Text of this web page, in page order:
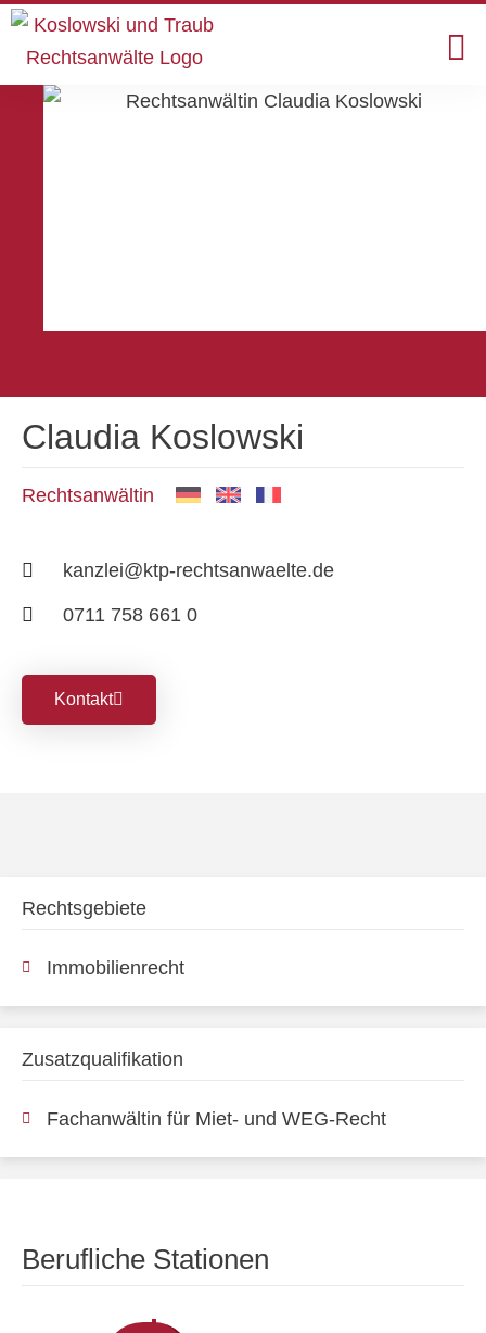
Claudia Koslowski
Rechtsanwältin
kanzlei@ktp-rechtsanwaelte.de
0711 758 661 0
Kontakt
Rechtsgebiete
Immobilienrecht
Zusatzqualifikation
Fachanwältin für Miet- und WEG-Recht
Berufliche Stationen